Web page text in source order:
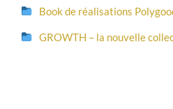
Book de réalisations
GROWTH – la nouvelle